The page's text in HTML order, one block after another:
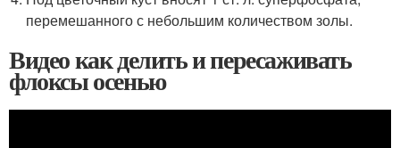
перемешанного с небольшим количеством золы.
Видео как делить и пересаживать
флоксы осенью